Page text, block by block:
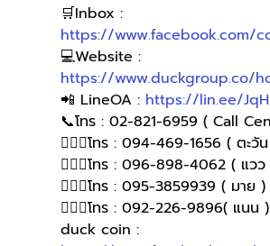
🛒Inbox :
https://www.facebook.com/
💻Website :
https://www.duckgroup.co/
📲 LineOA : https://lin.ee/
📞โทร : 02-821-6959 ( Call
🙋🏻‍♀โทร : 094-469-1656 ( ตะวั
🙋🏻‍♀โทร : 096-898-4062 ( แวว
🙋🏻‍♀️โทร : 095-3859939 ( มาย )
🙋🏻‍♀️โทร : 092-226-9896( แนน )
duck coin :